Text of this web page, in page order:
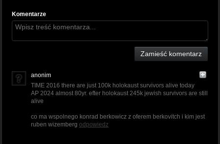
Komentarze
Zamieść komentarz
anonim
TIME 2016 there are just 100k holokaust survivors alive today
AP 2024 almost 80yr. efter holokaust 245k jewish survivors are still
alive
co ma wspolnego konrad berkowicz z oferem berkovitch i kim jest
ruben wizemberg odpowiedz